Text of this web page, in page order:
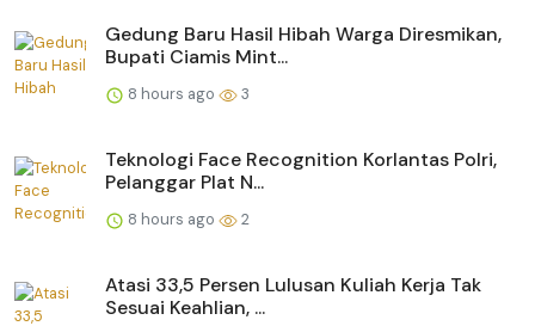
Gedung Baru Hasil Hibah Warga Diresmikan,
Bupati Ciamis Mint...
8 hours ago 3
Teknologi Face Recognition Korlantas Polri,
Pelanggar Plat N...
8 hours ago 2
Atasi 33,5 Persen Lulusan Kuliah Kerja Tak
Sesuai Keahlian, ...